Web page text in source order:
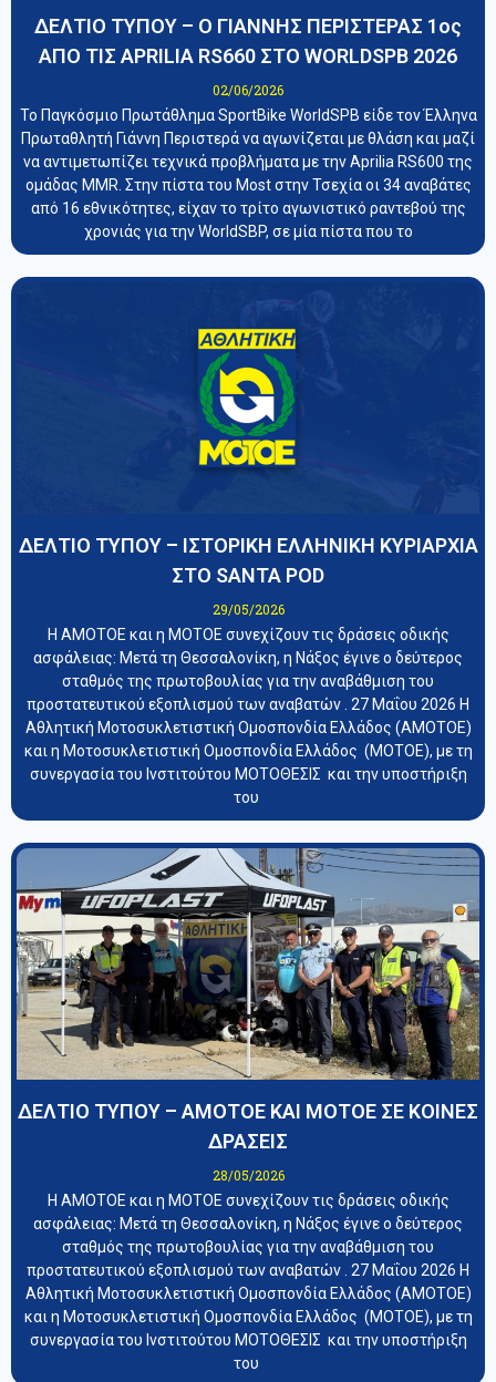
ΔΕΛΤΙΟ ΤΥΠΟΥ – Ο ΓΙΑΝΝΗΣ ΠΕΡΙΣΤΕΡΑΣ 1oς
ΑΠΟ ΤΙΣ APRILIA RS660 ΣΤΟ WORLDSPB 2026
02/06/2026
Το Παγκόσμιο Πρωτάθλημα SportBike WorldSPB είδε τον Έλληνα
Πρωταθλητή Γιάννη Περιστερά να αγωνίζεται με θλάση και μαζί
να αντιμετωπίζει τεχνικά προβλήματα με την Aprilia RS600 της
ομάδας MMR. Στην πίστα του Most στην Τσεχία οι 34 αναβάτες
από 16 εθνικότητες, είχαν το τρίτο αγωνιστικό ραντεβού της
χρονιάς για την WorldSBP, σε μία πίστα που το
ΔΕΛΤΙΟ ΤΥΠΟΥ – ΙΣΤΟΡΙΚΗ ΕΛΛΗΝΙΚΗ ΚΥΡΙΑΡΧΙΑ
ΣΤΟ SANTA POD
29/05/2026
Η ΑΜΟΤΟΕ και η ΜΟΤΟΕ συνεχίζουν τις δράσεις οδικής
ασφάλειας: Μετά τη Θεσσαλονίκη, η Νάξος έγινε ο δεύτερος
σταθμός της πρωτοβουλίας για την αναβάθμιση του
προστατευτικού εξοπλισμού των αναβατών . 27 Μαΐου 2026 Η
Αθλητική Μοτοσυκλετιστική Ομοσπονδία Ελλάδος (ΑΜΟΤΟΕ)
και η Μοτοσυκλετιστική Ομοσπονδία Ελλάδος (ΜΟΤΟΕ), με τη
συνεργασία του Ινστιτούτου ΜΟΤΟΘΕΣΙΣ και την υποστήριξη
του
ΔΕΛΤΙΟ ΤΥΠΟΥ – ΑΜΟΤΟΕ ΚΑΙ ΜΟΤΟΕ ΣΕ ΚΟΙΝΕΣ
ΔΡΑΣΕΙΣ
28/05/2026
Η ΑΜΟΤΟΕ και η ΜΟΤΟΕ συνεχίζουν τις δράσεις οδικής
ασφάλειας: Μετά τη Θεσσαλονίκη, η Νάξος έγινε ο δεύτερος
σταθμός της πρωτοβουλίας για την αναβάθμιση του
προστατευτικού εξοπλισμού των αναβατών . 27 Μαΐου 2026 Η
Αθλητική Μοτοσυκλετιστική Ομοσπονδία Ελλάδος (ΑΜΟΤΟΕ)
και η Μοτοσυκλετιστική Ομοσπονδία Ελλάδος (ΜΟΤΟΕ), με τη
συνεργασία του Ινστιτούτου ΜΟΤΟΘΕΣΙΣ και την υποστήριξη
του